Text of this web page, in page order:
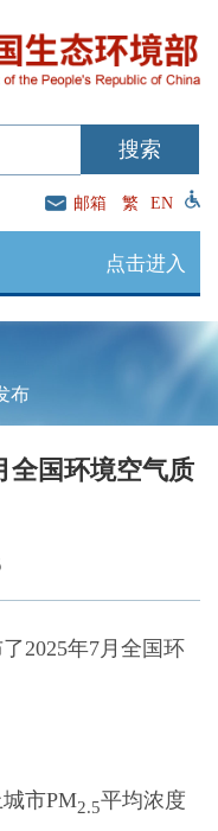
邮箱 繁 EN
点击进入
布
全国环境空气质
2025年7月全国环
市PM2.5平均浓度